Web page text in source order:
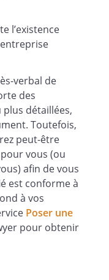
convoquer
de
,
l’existence
verbal de
des
détaillées,
Toutefois,
peut-être
vous (ou
afin de vous
est conforme à
à vos
Poser une
pour obtenir